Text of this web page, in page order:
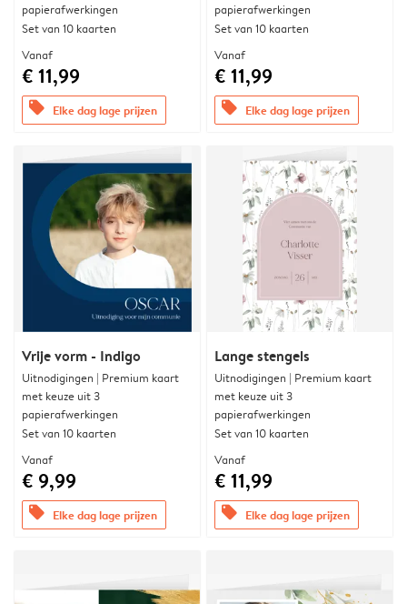
papierafwerkingen
Set van 10 kaarten
Vanaf
€ 11,99
offers Elke dag lage prijzen
papierafwerkingen
Set van 10 kaarten
Vanaf
€ 11,99
offers Elke dag lage prijzen
Vrije vorm - Indigo
Uitnodigingen | Premium kaart
met keuze uit 3
papierafwerkingen
Set van 10 kaarten
Vanaf
€ 9,99
offers Elke dag lage prijzen
Lange stengels
Uitnodigingen | Premium kaart
met keuze uit 3
papierafwerkingen
Set van 10 kaarten
Vanaf
€ 11,99
offers Elke dag lage prijzen